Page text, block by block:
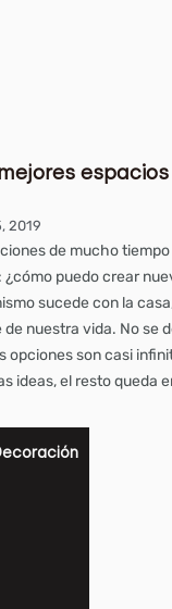
2019
de mucho
puedo crear
sucede con la
nuestra vida. No se
opciones son casi
ideas, el resto queda